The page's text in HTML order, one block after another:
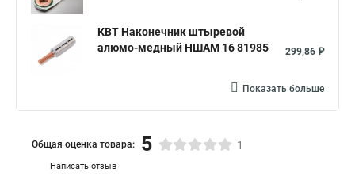
КВТ Наконечник штыревой
алюмо-медный НШАМ 16 81985
299,86 ₽
Показать больше
Написать отзыв
Общая оценка товара: 5 1